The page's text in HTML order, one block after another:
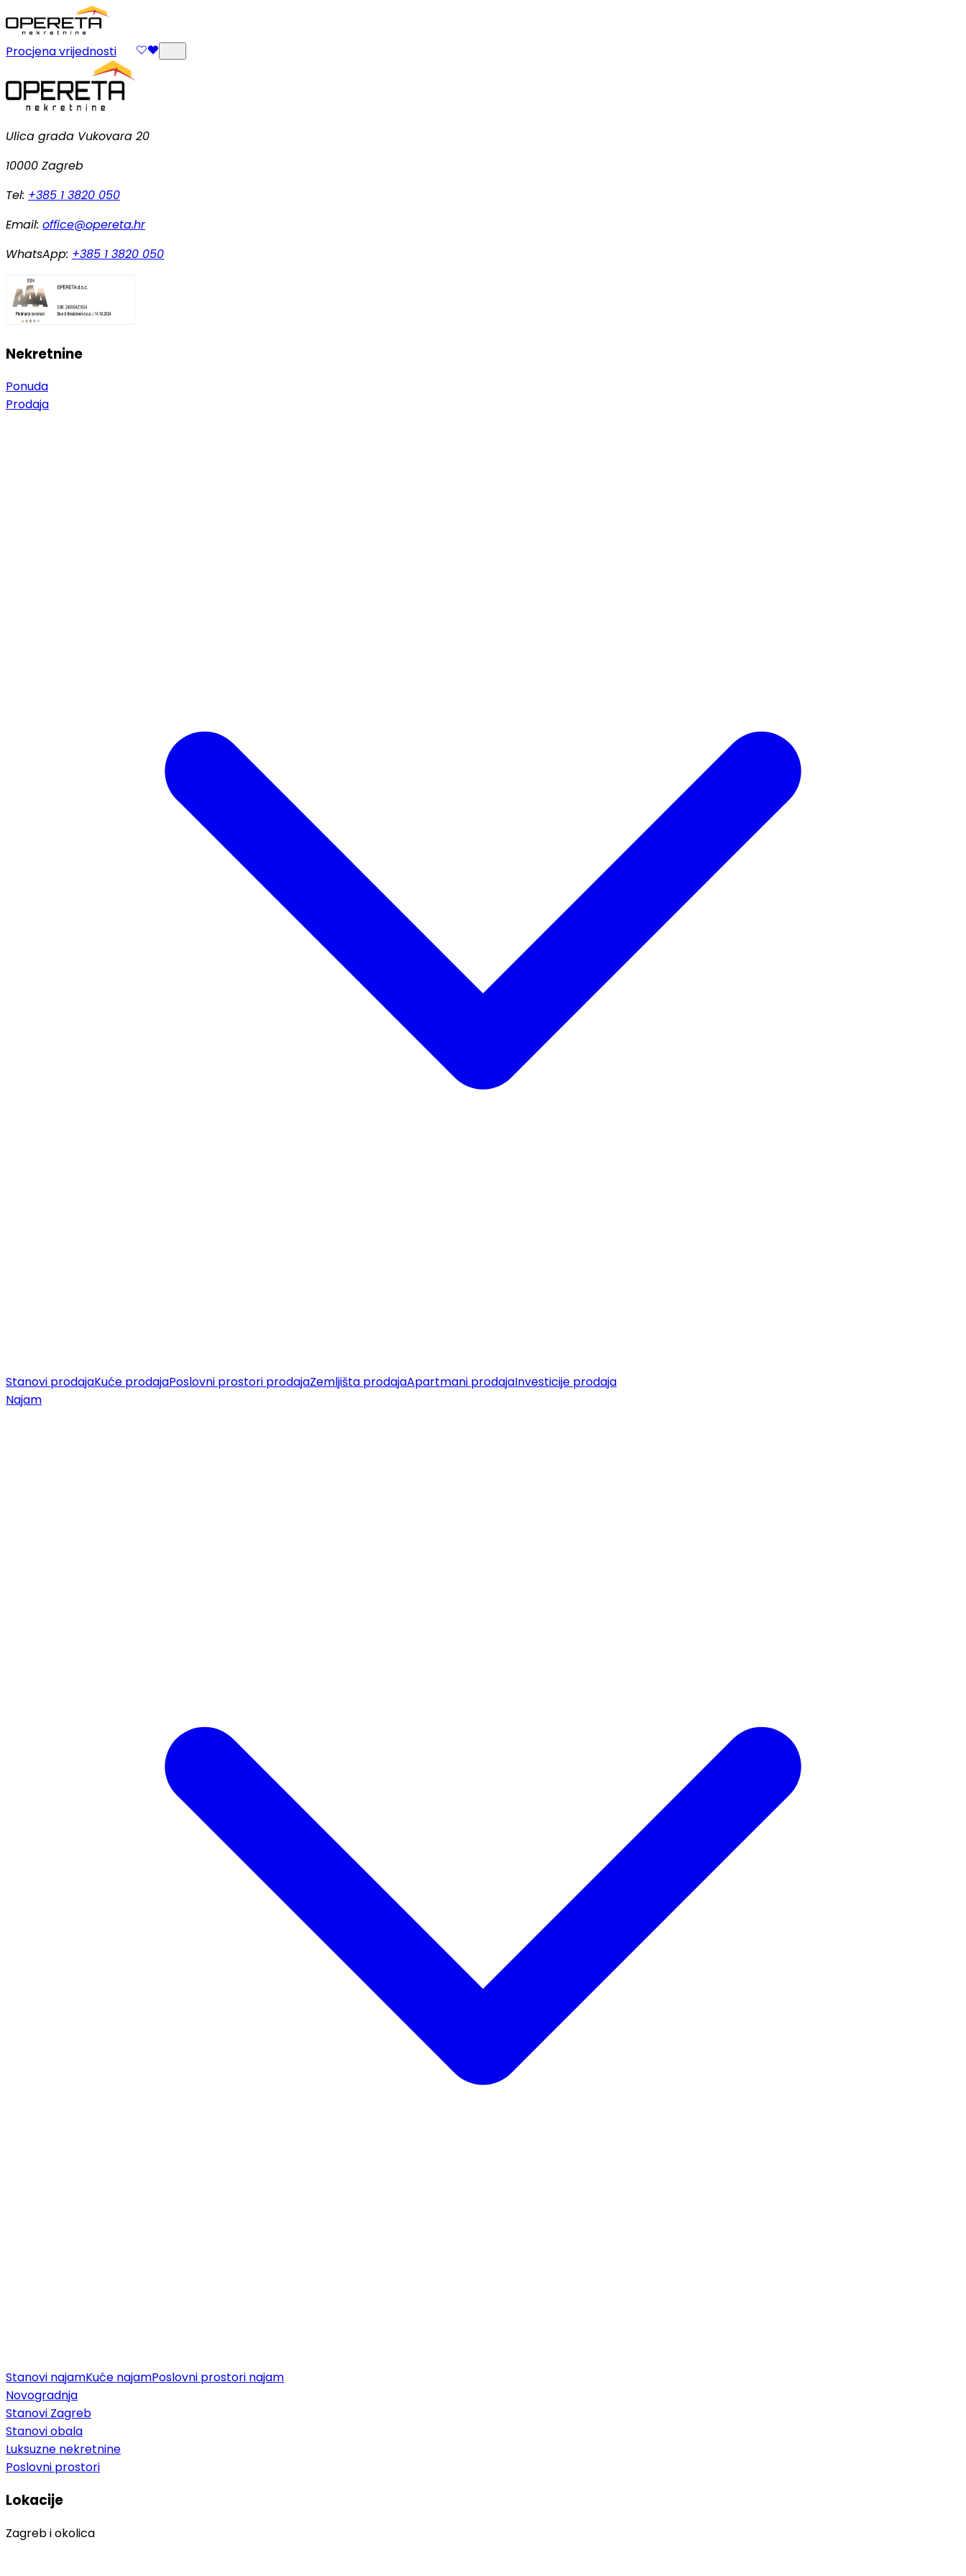
Procjena vrijednosti
Ulica grada Vukovara 20
10000 Zagreb
Tel: +385 1 3820 050
Email: office@opereta.hr
WhatsApp: +385 1 3820 050
Nekretnine
Ponuda
Prodaja
Stanovi prodajaKuće prodajaPoslovni prostori prodajaZemljišta prodajaApartmani prodajaInvesticije prodaja
Najam
Stanovi najamKuće najamPoslovni prostori najam
Novogradnja
Stanovi Zagreb
Stanovi obala
Luksuzne nekretnine
Poslovni prostori
Lokacije
Zagreb i okolica